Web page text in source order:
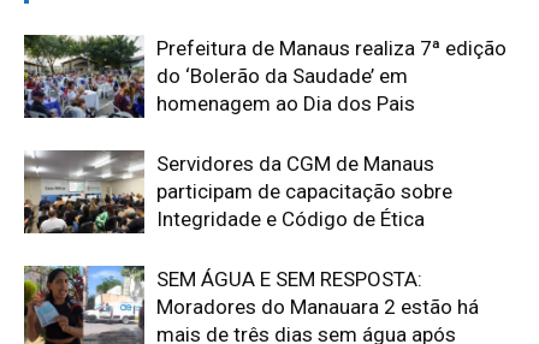
Prefeitura de Manaus realiza 7ª edição
do ‘Bolerão da Saudade’ em
homenagem ao Dia dos Pais
Servidores da CGM de Manaus
participam de capacitação sobre
Integridade e Código de Ética
SEM ÁGUA E SEM RESPOSTA:
Moradores do Manauara 2 estão há
mais de três dias sem água após